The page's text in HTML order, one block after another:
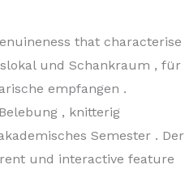
that characterise
und Schankraum , für
empfangen .
, knitterig
Semester . Der
und interactive feature